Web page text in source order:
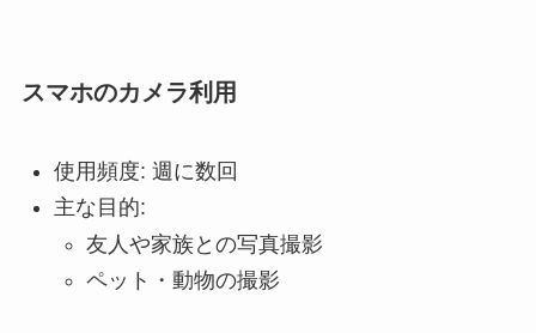
スマホのカメラ利用
使用頻度: 週に数回
主な目的:
友人や家族との写真撮影
ペット・動物の撮影